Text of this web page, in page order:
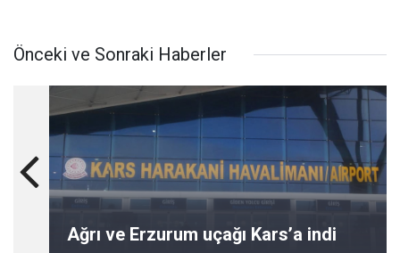
Önceki ve Sonraki Haberler
Ağrı ve Erzurum uçağı Kars’a indi